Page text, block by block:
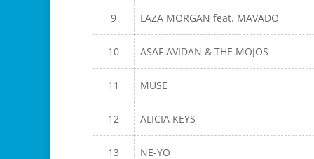
9 LAZA MORGAN feat. MAVADO
10 ASAF AVIDAN & THE MOJOS
11 MUSE
12 ALICIA KEYS
13 NE-YO